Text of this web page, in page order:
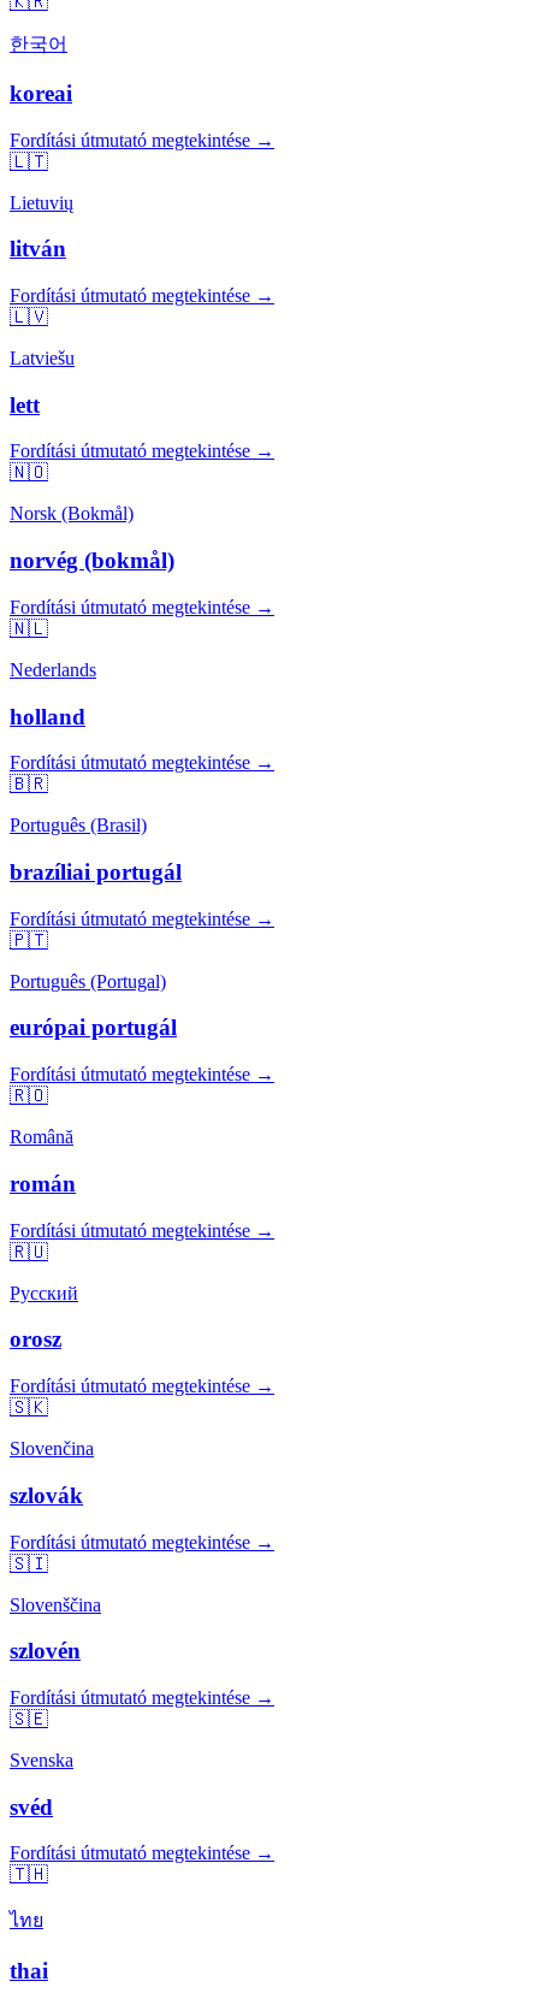
한국어
koreai
Fordítási útmutató megtekintése →
🇱🇹
Lietuvių
litván
Fordítási útmutató megtekintése →
🇱🇻
Latviešu
lett
Fordítási útmutató megtekintése →
🇳🇴
Norsk (Bokmål)
norvég (bokmål)
Fordítási útmutató megtekintése →
🇳🇱
Nederlands
holland
Fordítási útmutató megtekintése →
🇧🇷
Português (Brasil)
brazíliai portugál
Fordítási útmutató megtekintése →
🇵🇹
Português (Portugal)
európai portugál
Fordítási útmutató megtekintése →
🇷🇴
Română
román
Fordítási útmutató megtekintése →
🇷🇺
Русский
orosz
Fordítási útmutató megtekintése →
🇸🇰
Slovenčina
szlovák
Fordítási útmutató megtekintése →
🇸🇮
Slovenščina
szlovén
Fordítási útmutató megtekintése →
🇸🇪
Svenska
svéd
Fordítási útmutató megtekintése →
🇹🇭
ไทย
thai